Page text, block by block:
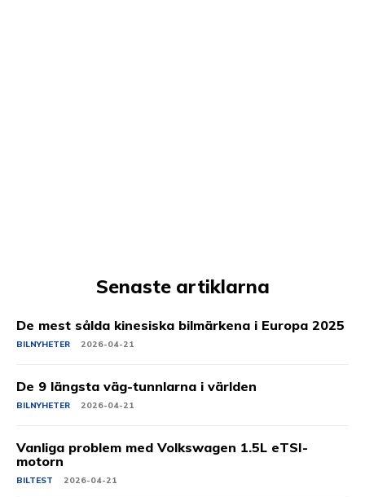
Senaste artiklarna
De mest sålda kinesiska bilmärkena i Europa 2025
BILNYHETER 2026-04-21
De 9 längsta väg-tunnlarna i världen
BILNYHETER 2026-04-21
Vanliga problem med Volkswagen 1.5L eTSI-
motorn
BILTEST 2026-04-21